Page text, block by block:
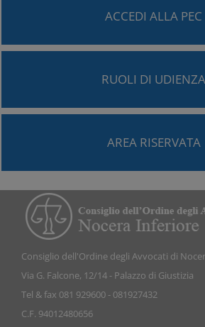
ACCEDI ALLA PEC
RUOLI DI UDIENZA
AREA RISERVATA
Consiglio dell'Ordine degli Avvocati di
Via G. Falcone, 12/14 - Palazzo di Giustizia
Tel & fax 081 929600 - 081927432
C.F. 94012480656